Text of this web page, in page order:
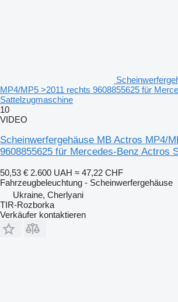
MP4/MP5 >2011 rechts 9608855625 für
Sattelzugmaschine
10
VIDEO
Scheinwerfergehäuse MB Actros MP4/
9608855625 für Mercedes-Benz Actros
50,53 € 2.600 UAH ≈ 47,22 CHF
Fahrzeugbeleuchtung - Scheinwerfergehäuse
Ukraine, Cherlyani
TIR-Rozborka
Verkäufer kontaktieren